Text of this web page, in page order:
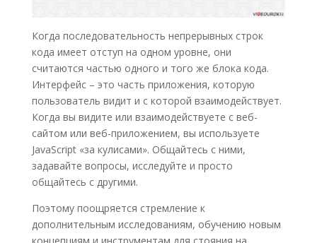
Когда последовательность непрерывных строк
кода имеет отступ на одном уровне, они
считаются частью одного и того же блока кода.
Интерфейс – это часть приложения, которую
пользователь видит и с которой взаимодействует.
Когда вы видите или взаимодействуете с веб-
сайтом или веб-приложением, вы используете
JavaScript «за кулисами». Общайтесь с ними,
задавайте вопросы, исследуйте и просто
общайтесь с другими.
Поэтому поощряется стремление к
дополнительным исследованиям, обучению новым